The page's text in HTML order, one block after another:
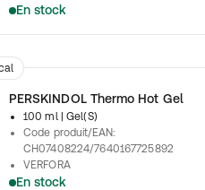
En stock
PERSKINDOL Thermo Hot Gel
100 ml
| Gel(S)
Code produit/EAN:
CH07408224/7640167725892
VERFORA
En stock